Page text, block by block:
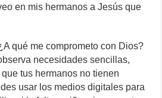
en mis hermanos a Jesús que
qué me comprometo con Dios?
necesidades sencillas,
tus hermanos no tienen
usar los medios digitales para